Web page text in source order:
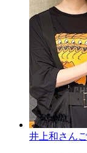
井上和さんご